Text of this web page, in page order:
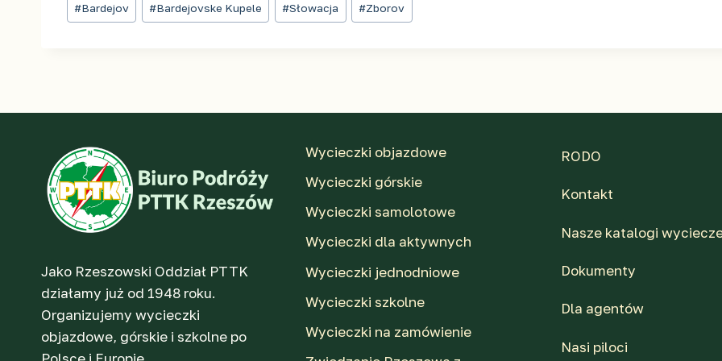
wpisu:
#Bardejov #Bardejovske Kupele #Słowacja #Zborov
Jako Rzeszowski Oddział PTTK
działamy już od 1948 roku.
Organizujemy wycieczki
objazdowe, górskie i szkolne po
Wycieczki objazdowe
Wycieczki górskie
Wycieczki samolotowe
Wycieczki dla aktywnych
Wycieczki jednodniowe
Wycieczki szkolne
Wycieczki na zamówienie
RODO
Kontakt
Nasze katalogi
Dokumenty
Dla agentów
Nasi piloci